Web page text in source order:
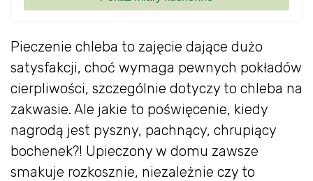
Pieczenie chleba to zajęcie dające dużo
satysfakcji, choć wymaga pewnych pokładów
cierpliwości, szczególnie dotyczy to chleba na
zakwasie. Ale jakie to poświęcenie, kiedy
nagrodą jest pyszny, pachnący, chrupiący
bochenek?! Upieczony w domu zawsze
smakuje rozkosznie, niezależnie czy to